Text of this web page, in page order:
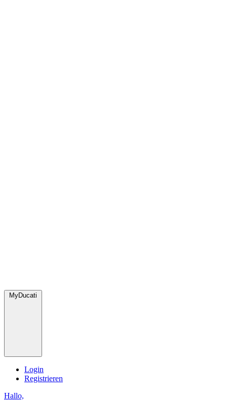
MyDucati
Login
Registrieren
Hallo,